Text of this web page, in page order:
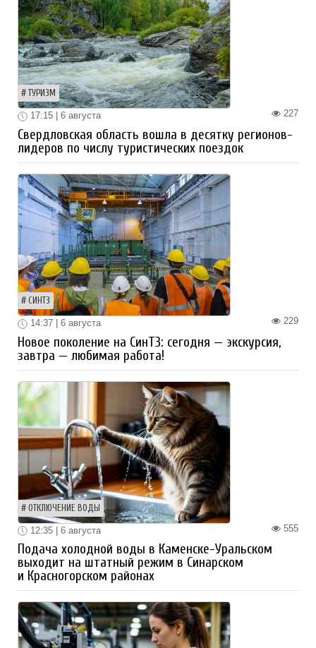
ТУРИЗМ
227
17:15 | 6 августа
Свердловская область вошла в десятку регионов-
лидеров по числу туристических поездок
СИНТЗ
229
14:37 | 6 августа
Новое поколение на СинТЗ: сегодня — экскурсия,
завтра — любимая работа!
ОТКЛЮЧЕНИЕ ВОДЫ
555
12:35 | 6 августа
Подача холодной воды в Каменске-Уральском
выходит на штатный режим в Синарском
и Красногорском районах